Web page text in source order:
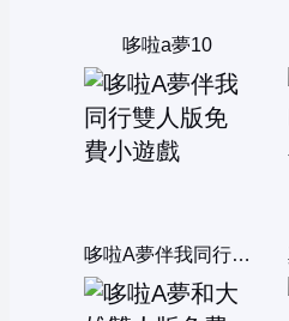
哆啦a夢10
哆啦A夢伴我同行雙人版